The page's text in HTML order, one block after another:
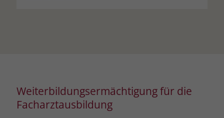
Weiterbildungsermächtigung für die
Facharztausbildung